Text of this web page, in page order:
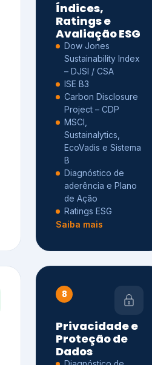
Índices,
Ratings e
Avaliação ESG
Dow Jones
Sustainability Index
– DJSI / CSA
ISE B3
Carbon Disclosure
Project – CDP
MSCI,
Sustainalytics,
EcoVadis e Sistema
B
Diagnóstico de
aderência e Plano
de Ação
Ratings ESG
Saiba mais
8
Privacidade e
Proteção de
Dados